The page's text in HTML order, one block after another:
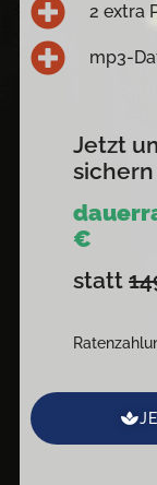
2 extra
mp3-
Jetzt
sichern
€
statt